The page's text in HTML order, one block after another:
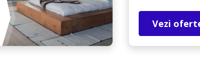
Economii de top
Accesați ofertele exclusive ale furnizorilor
noștri
Vezi